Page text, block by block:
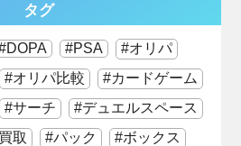
タグ
DOPA PSA
オリパ
オリパ比較
カードゲーム
サーチ
デュエルスペース
取 パック
ボックス